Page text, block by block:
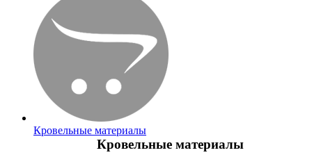
Кровельные материалы
Кровельные материалы